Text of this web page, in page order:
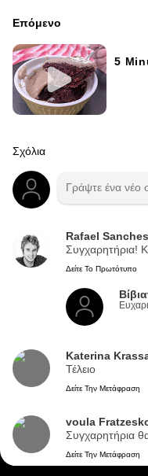
Επόμενο
5
Σχόλια
Rafael Sanches
Συγχαρητήρια!
Δείτε Το Πρωτότυπο
Katerina
Τέλειο
Δείτε Την Μετάφραση
voula
Συγχαρητήρια
Δείτε Την Μετάφραση